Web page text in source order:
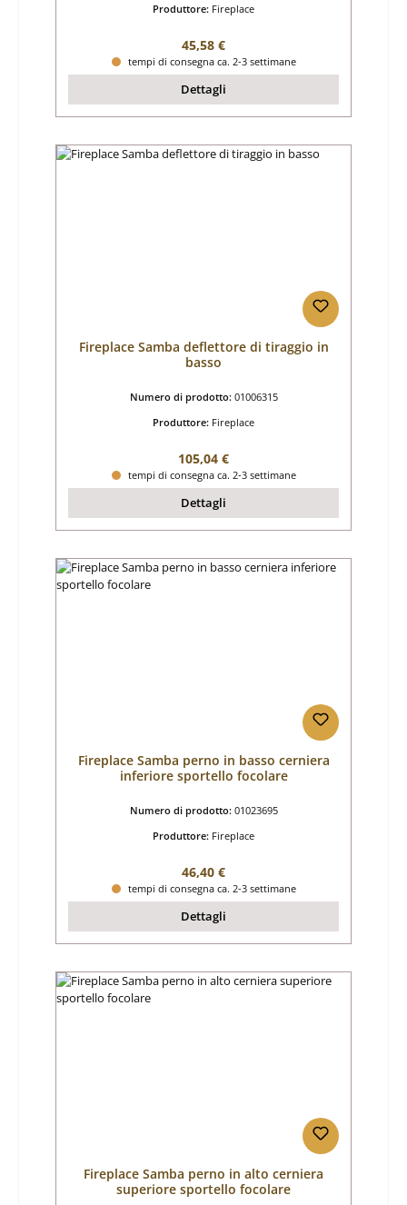
Produttore: Fireplace
Prezzo normale:
45,58 €
tempi di consegna ca. 2-3 settimane
Dettagli
Fireplace Samba deflettore di tiraggio in
basso
Numero di prodotto: 01006315
Produttore: Fireplace
Prezzo normale:
105,04 €
tempi di consegna ca. 2-3 settimane
Dettagli
Fireplace Samba perno in basso cerniera
inferiore sportello focolare
Numero di prodotto: 01023695
Produttore: Fireplace
Prezzo normale:
46,40 €
tempi di consegna ca. 2-3 settimane
Dettagli
Fireplace Samba perno in alto cerniera
superiore sportello focolare